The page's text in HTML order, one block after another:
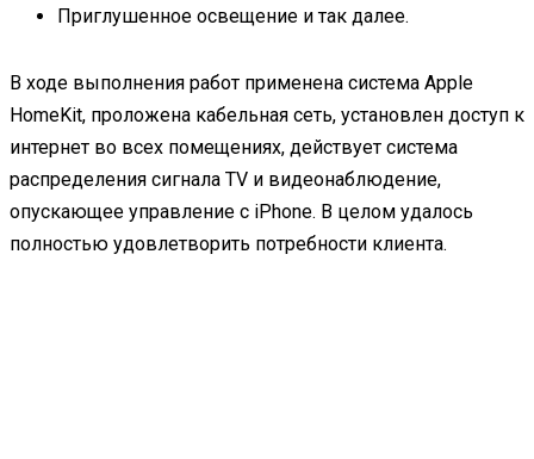
Приглушенное освещение и так далее.
В ходе выполнения работ применена система Apple
HomeKit, проложена кабельная сеть, установлен доступ к
интернет во всех помещениях, действует система
распределения сигнала TV и видеонаблюдение,
опускающее управление с iPhone. В целом удалось
полностью удовлетворить потребности клиента.